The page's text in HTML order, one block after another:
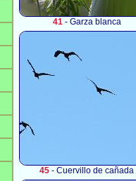
41- Garza blanca
45 - Cuervillo de cañada